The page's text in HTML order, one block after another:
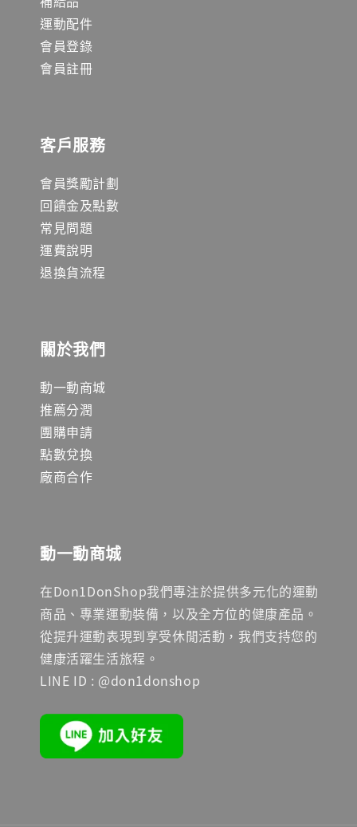
運動配件
會員登錄
會員註冊
客戶服務
會員獎勵計劃
回饋金及點數
常見問題
運費說明
退換貨流程
關於我們
動一動商城
推薦分潤
團購申請
點數兌換
廠商合作
動一動商城
在Don1DonShop我們專注於提供多元化的運動
商品、專業運動裝備，以及全方位的健康產品。
從提升運動表現到享受休閒活動，我們支持您的
健康活躍生活旅程。
LINE ID : @don1donshop